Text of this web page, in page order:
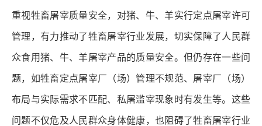
重视牲畜屠宰质量安全，对猪、牛、羊实行定点屠宰许可
管理，有力推动了牲畜屠宰行业发展，切实保障了人民群
众食用猪、牛、羊屠宰产品的质量安全。但仍存在一些问
题，如牲畜定点屠宰厂（场）管理不规范、屠宰厂（场）
布局与实际需求不匹配、私屠滥宰现象时有发生等。这些
问题不仅危及人民群众身体健康，也阻碍了牲畜屠宰行业